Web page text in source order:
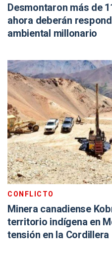
Desmontaron más de
ahora deberán
ambiental millonario
CONFLICTO
Minera canadiense
territorio indígena en
tensión en la Cordillera